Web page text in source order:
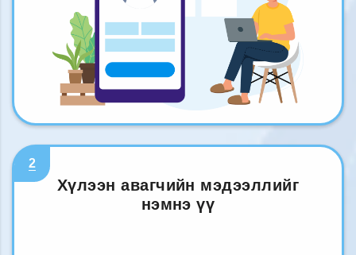
2
Хүлээн авагчийн мэдээллийг
нэмнэ үү